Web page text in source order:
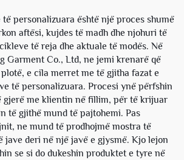
personalizuara është një proces shumë
aftësi, kujdes të madh dhe njohuri të
të reja dhe aktuale të modës. Në
Garment Co., Ltd, ne jemi krenarë që
e cila merret me të gjitha fazat e
të personalizuara. Procesi ynë përfshin
gjerë me klientin në fillim, për të krijuar
të gjithë mund të pajtohemi. Pas
ne mund të prodhojmë mostra të
jave deri në një javë e gjysmë. Kjo lejon
se si do dukeshin produktet e tyre në